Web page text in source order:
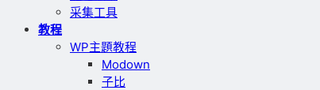
采集工具
教程
WP主題教程
Modown
子比